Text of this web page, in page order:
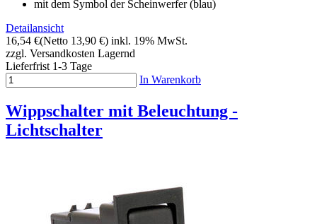
mit dem Symbol der Scheinwerfer (blau)
Detailansicht
16,54 €(Netto 13,90 €) inkl. 19% MwSt.
zzgl. Versandkosten Lagernd
Lieferfrist 1-3 Tage
In Warenkorb
Wippschalter mit Beleuchtung -
Lichtschalter